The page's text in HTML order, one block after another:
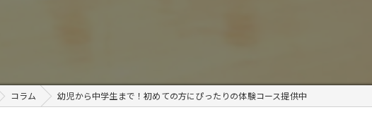
コラム 幼児から中学生まで！初めての方にぴったりの体験コース提供中